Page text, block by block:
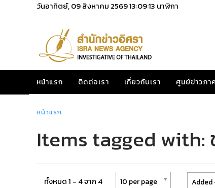
วันอาทิตย์, 09 สิงหาคม 256913:09:13 นาฬิกา
หน้าแรก ติดต่อเรา เกี่ยวกับเรา ศูนย์ข่าวภา
หน้าแรก
Items tagged with:
ทั้งหมด 1 - 4 จาก 4 10 per page